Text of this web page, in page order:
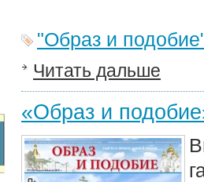
"Образ и
Читать дальше
«Образ и